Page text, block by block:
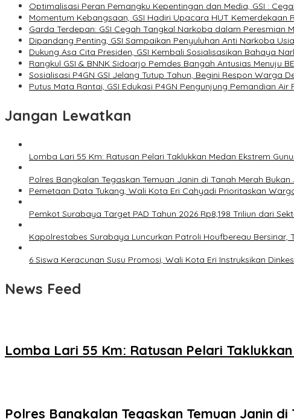
Optimalisasi Peran Pemangku Kepentingan dan Media, GSI :
Momentum Kebangsaan, GSI Hadiri Upacara HUT Kemerdekaan
Garda Terdepan: GSI Cegah Tangkal Narkoba dalam Peresmian
Dipandang Penting, GSI Sampaikan Penyuluhan Anti Narkoba
Dukung Asa Cita Presiden, GSI Kembali Sosialisasikan Bahaya
Rangkul GSI & BNNK Sidoarjo Pemdes Bangah Antusias Menuju
Sosialisasi P4GN GSI Jelang Tutup Tahun, Begini Respon Warga
Putus Mata Rantai, GSI Edukasi P4GN Pengunjung Pemandian Air
Jangan Lewatkan
Lomba Lari 55 Km: Ratusan Pelari Taklukkan Medan Ekstrem
Polres Bangkalan Tegaskan Temuan Janin di Tanah Merah Bukan
Pemetaan Data Tukang, Wali Kota Eri Cahyadi Prioritaskan
Pemkot Surabaya Target PAD Tahun 2026 Rp8,198 Triliun dari
Kapolrestabes Surabaya Luncurkan Patroli Houfbereau Bersinar,
6 Siswa Keracunan Susu Promosi, Wali Kota Eri Instruksikan
News Feed
Lomba Lari 55 Km: Ratusan Pelari
Polres Bangkalan Tegaskan Temuan Janin